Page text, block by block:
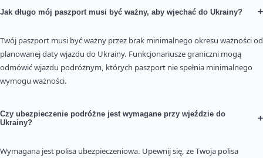
Jak długo mój paszport musi być ważny, aby wjechać do Ukrainy? +
Twój paszport musi być ważny przez brak minimalnego okresu ważności od
planowanej daty wjazdu do Ukrainy. Funkcjonariusze graniczni mogą
odmówić wjazdu podróżnym, których paszport nie spełnia minimalnego
wymogu ważności.
Czy ubezpieczenie podróżne jest wymagane przy wjeździe do
Ukrainy?
+
Wymagana jest polisa ubezpieczeniowa. Upewnij się, że Twoja polisa